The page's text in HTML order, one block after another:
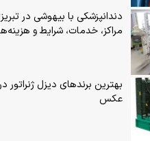
دندانپزشکی با بیهوشی در
مراکز، خدمات، شرایط و
بهترین برندهای دیزل ژنراتور
عکس